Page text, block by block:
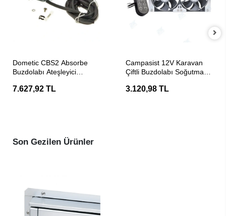
Dometic CBS2 Absorbe
Buzdolabı Ateşleyici
7.627,92 TL
Campasist 12V Karavan
Çiftli Buzdolabı Soğutma
3.120,98 TL
Son Gezilen Ürünler